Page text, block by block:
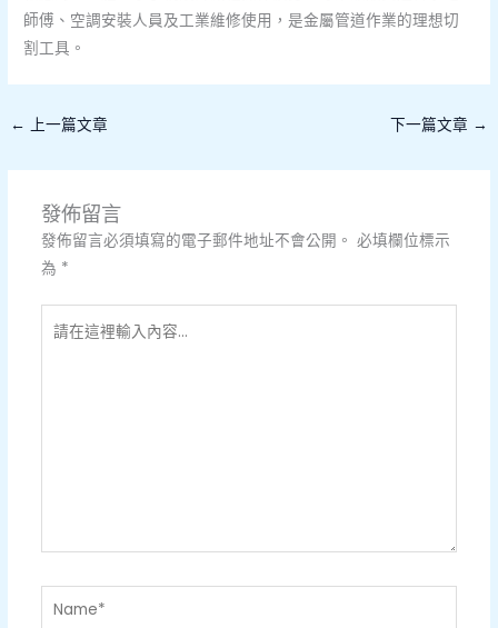
師傅、空調安裝人員及工業維修使用，是金屬管道作業的理想切
割工具。
← 上一篇文章 下一篇文章 →
發佈留言
發佈留言必須填寫的電子郵件地址不會公開。 必填欄位標示
為 *
在
Name*